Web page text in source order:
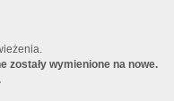
zostały wymienione na nowe.